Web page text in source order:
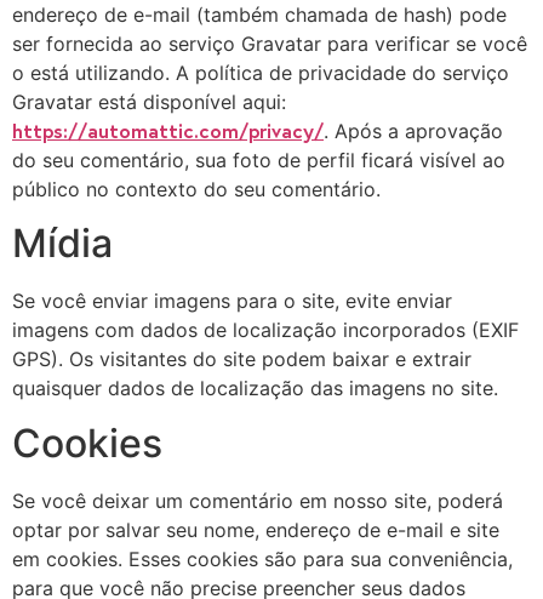
endereço de e-mail (também chamada de hash) pode
ser fornecida ao serviço Gravatar para verificar se você
o está utilizando. A política de privacidade do serviço
Gravatar está disponível aqui:
https://automattic.com/privacy/. Após a aprovação
do seu comentário, sua foto de perfil ficará visível ao
público no contexto do seu comentário.
Mídia
Se você enviar imagens para o site, evite enviar
imagens com dados de localização incorporados (EXIF
GPS). Os visitantes do site podem baixar e extrair
quaisquer dados de localização das imagens no site.
Cookies
Se você deixar um comentário em nosso site, poderá
optar por salvar seu nome, endereço de e-mail e site
em cookies. Esses cookies são para sua conveniência,
para que você não precise preencher seus dados